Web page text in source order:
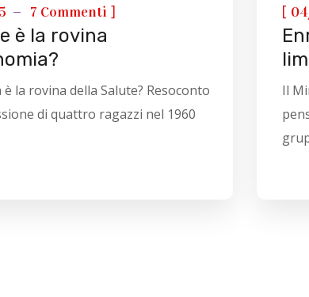
7 Commenti ]
è la rovina
è la rovina della Salute? Resoconto
di quattro ragazzi nel 1960
[
Il